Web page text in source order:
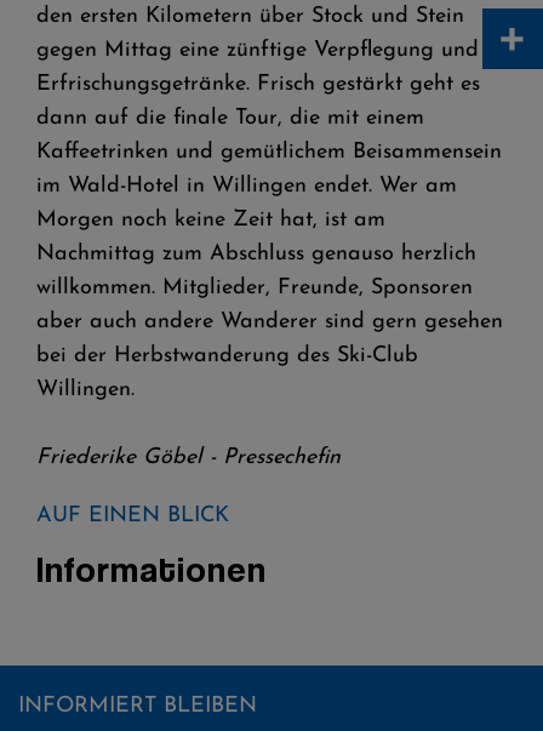
den ersten Kilometern über Stock und Stein
gegen Mittag eine zünftige Verpflegung und
Erfrischungsgetränke. Frisch gestärkt geht es
dann auf die finale Tour, die mit einem
Kaffeetrinken und gemütlichem Beisammensein
im Wald-Hotel in Willingen endet. Wer am
Morgen noch keine Zeit hat, ist am
Nachmittag zum Abschluss genauso herzlich
willkommen. Mitglieder, Freunde, Sponsoren
aber auch andere Wanderer sind gern gesehen
bei der Herbstwanderung des Ski-Club
Willingen.
Friederike Göbel - Pressechefin
AUF EINEN BLICK
Informationen
INFORMIERT BLEIBEN
+